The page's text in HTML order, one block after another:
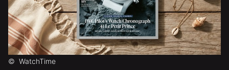
© WatchTime